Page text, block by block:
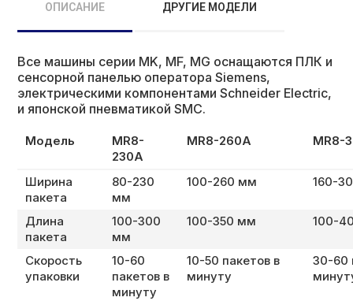
ОПИСАНИЕ ДРУГИЕ МОДЕЛИ
Все машины серии MK, MF, MG оснащаются ПЛК и
сенсорной панелью оператора Siemens,
электрическими компонентами Schneider Electric,
и японской пневматикой SMC.
Модель
МR8-
230A
MR8-260A MR8-
Ширина
пакета
80-230
мм
100-260 мм 160-
Длина
пакета
100-300
мм
100-350 мм 100-
Скорость
упаковки
10-60
пакетов в
минуту
10-50 пакетов в
минуту
30-60